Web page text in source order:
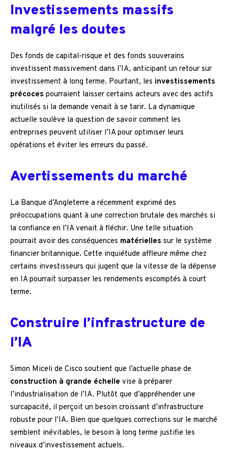
Investissements massifs
malgré les doutes
Des fonds de capital-risque et des fonds souverains
investissent massivement dans l’IA, anticipant un retour sur
investissement à long terme. Pourtant, les investissements
précoces pourraient laisser certains acteurs avec des actifs
inutilisés si la demande venait à se tarir. La dynamique
actuelle soulève la question de savoir comment les
entreprises peuvent utiliser l’IA pour optimiser leurs
opérations et éviter les erreurs du passé.
Avertissements du marché
La Banque d’Angleterre a récemment exprimé des
préoccupations quant à une correction brutale des marchés si
la confiance en l’IA venait à fléchir. Une telle situation
pourrait avoir des conséquences matérielles sur le système
financier britannique. Cette inquiétude affleure même chez
certains investisseurs qui jugent que la vitesse de la dépense
en IA pourrait surpasser les rendements escomptés à court
terme.
Construire l’infrastructure de
l’IA
Simon Miceli de Cisco soutient que l’actuelle phase de
construction à grande échelle vise à préparer
l’industrialisation de l’IA. Plutôt que d’appréhender une
surcapacité, il perçoit un besoin croissant d’infrastructure
robuste pour l’IA. Bien que quelques corrections sur le marché
semblent inévitables, le besoin à long terme justifie les
niveaux d’investissement actuels.